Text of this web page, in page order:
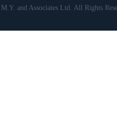
and Associates Ltd. All Rights